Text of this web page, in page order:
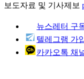
보도자료 및 기사제보
뉴스레터 구
텔레그램 가
카카오톡 채